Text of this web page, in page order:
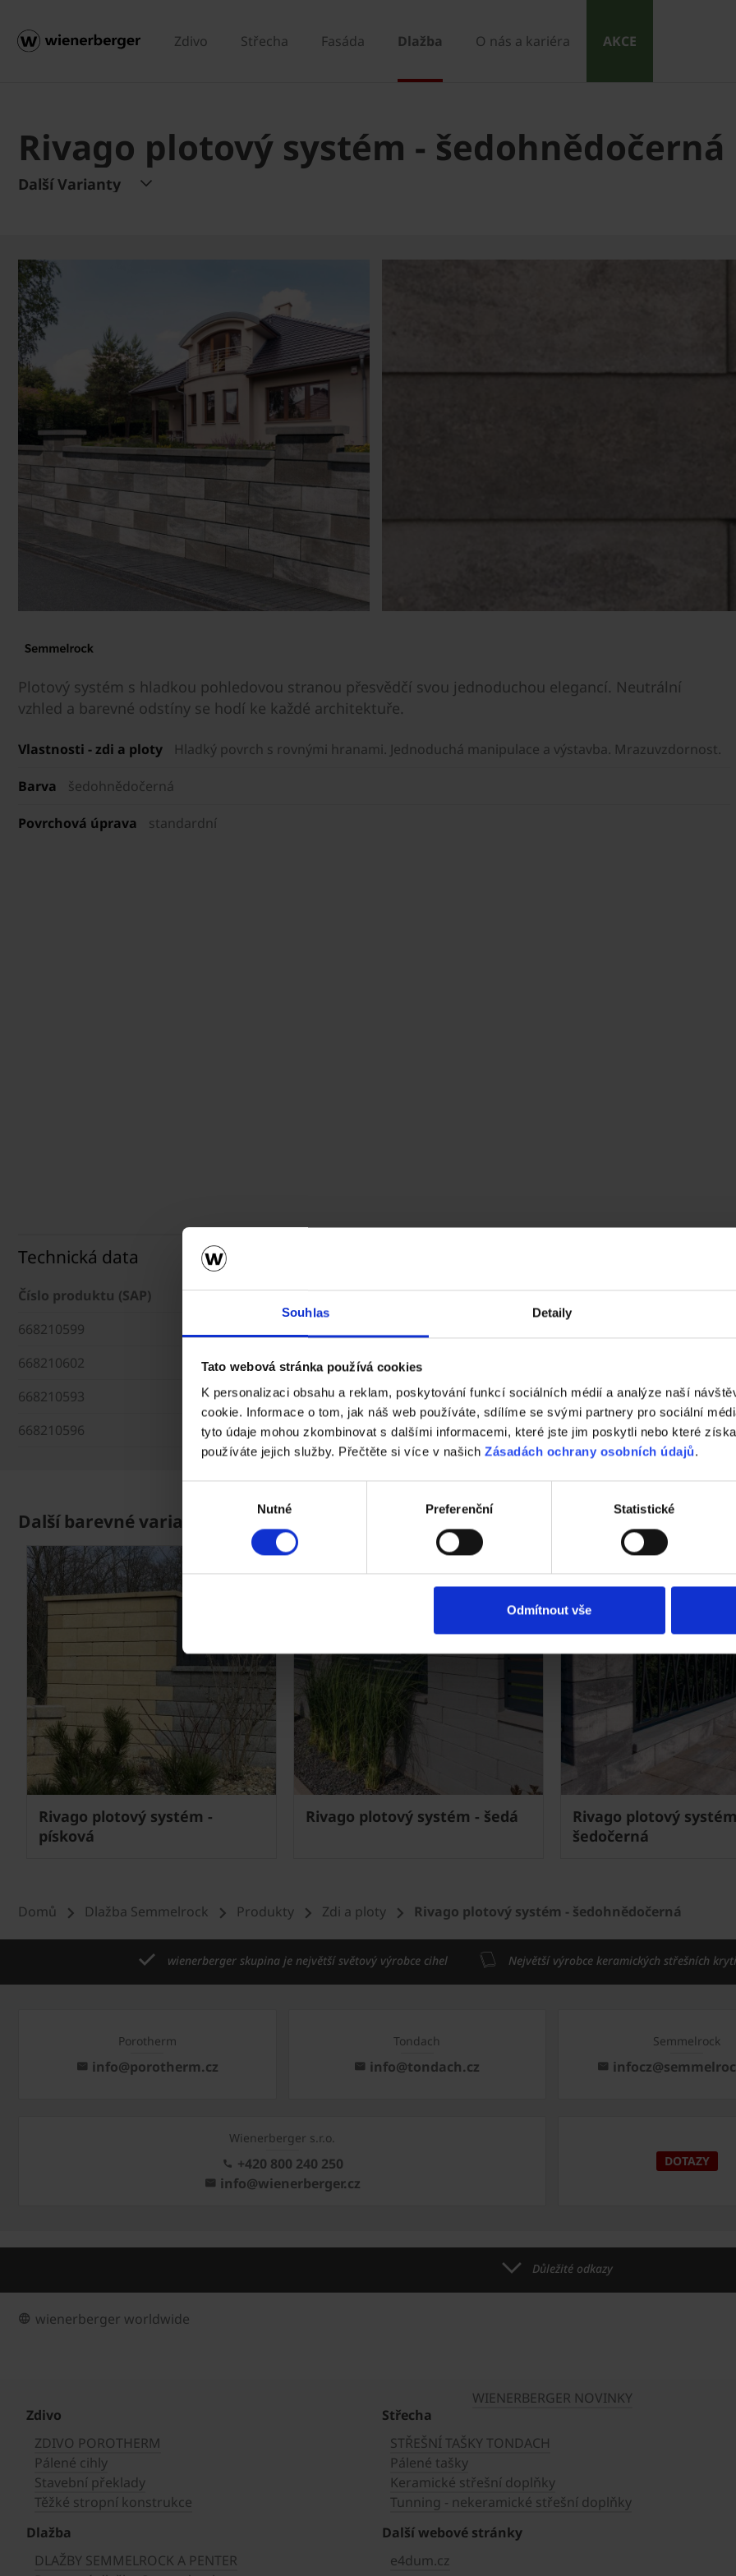
Souhlas Detaily
Tato webová stránka používá cookies
K personalizaci obsahu a reklam, poskytování funkcí sociálních médií a analýze naší
cookie. Informace o tom, jak náš web používáte, sdílíme se svými partnery pro sociální
tyto údaje mohou zkombinovat s dalšími informacemi, které jste jim poskytli nebo které
používáte jejich služby. Přečtěte si více v našich Zásadách ochrany osobních údajů.
Nutné Preferenční Statistické
Odmítnout vše
Zdivo Střecha Fasáda Dlažba O nás a kariéra AKCE
Rivago plotový systém - šedohnědočerná
Další Varianty
Plotový systém s hladkou pohledovou stranou přesvědčí svou jednoduchou elegancí. Neutrální
vzhled a barevné odstíny se hodí ke každé architektuře.
Vlastnosti - zdi a ploty Hladký povrch s rovnými hranami. Jednoduchá manipulace a výstavba. Mrazuvzdornost.
Barva šedohnědočerná
Povrchová úprava standardní
Technická data
Číslo produktu (SAP) Výška (cm)
668210599
668210602
668210593
16
668210596
16
Další barevné varianty
Rivago plotový systém -
písková
Rivago plotový systém - šedá
Rivago plotový
šedočerná
Domů Dlažba Semmelrock Produkty Zdi a ploty Rivago plotový systém - šedohnědočerná
wienerberger skupina je největší světový výrobce cihel Největší výrobce keramických střešních
Porotherm
info@porotherm.cz
Tondach
info@tondach.cz
Semmelrock
Wienerberger s.r.o.
+420 800 240 250
info@wienerberger.cz
DOTAZY
Důležité odkazy
wienerberger worldwide
WIENERBERGER NOVINKY
Zdivo
ZDIVO POROTHERM
Pálené cihly
Stavební překlady
Těžké stropní konstrukce
Střecha
STŘEŠNÍ TAŠKY TONDACH
Pálené tašky
Keramické střešní doplňky
Tunning - nekeramické střešní doplňky
Dlažba
DLAŽBY SEMMELROCK A PENTER
Další webové stránky
e4dum.cz